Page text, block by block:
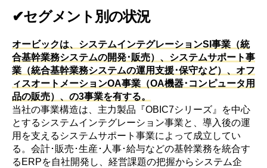
✔セグメント別の状況
オービックは、システムインテグレーションSI事業（統
合基幹業務システムの開発･販売）、システムサポート事
業（統合基幹業務システムの運用支援･保守など）、オフ
ィスオートメーションOA事業（OA機器･コンピュータ用
品の販売）、の3事業を有する。
当社の事業構造は、主力製品『OBIC7シリーズ』を中心
とするシステムインテグレーション事業と、導入後の運
用を支えるシステムサポート事業によって成立してい
る。会計･販売･生産･人事･給与などの基幹業務を統合す
るERPを自社開発し、経営課題の把握からシステム企